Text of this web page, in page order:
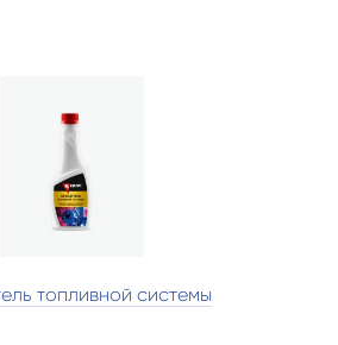
топливной системы